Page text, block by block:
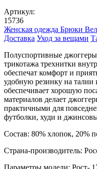
Артикул:
15736
Женская одежда Брюки
Доставка Уход за вещами
Полуспортивные
трикотажа трехнитки
обеспечат комфорт и
удобную резинку на
обеспечивает хорошую
материалов делает
практичными для
футболки, худи и
Cостав: 80% хлопок, 20%
Страна-производитель: